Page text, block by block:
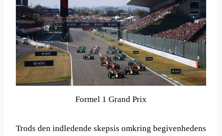
Formel 1 Grand Prix
Trods den indledende skepsis omkring begivenhedens